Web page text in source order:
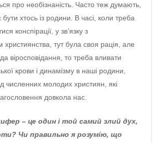
про необізнаність. Часто теж думають,
хтось із родини. В часі, коли треба
конспірації, у зв’язку з
християнства, тут була своя рація, але
віросповідання, то треба вливати
крови і динамізму в наші родини,
численних молодих християн, які
довкола нас.
– це один і той самий злий дух,
Чи правильно я розумію, що